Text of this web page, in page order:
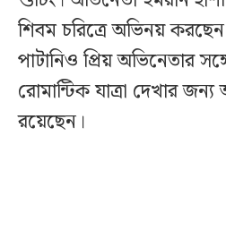
শিবম চরিত্রে অভিনয়
পাটানিও প্রিয় অভিনেতার
রোমান্টিক যাত্রা দেখার
রয়েছেন।